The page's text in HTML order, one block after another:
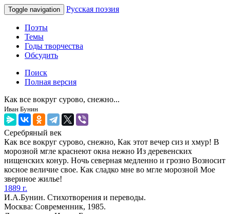
Toggle navigation Русская поэзия
Поэты
Темы
Годы творчества
Обсудить
Поиск
Полная версия
Как все вокруг сурово, снежно...
Иван Бунин
Серебряный век
Как все вокруг сурово, снежно, Как этот вечер сиз и хмур! В
морозной мгле краснеют окна нежно Из деревенских
нищенских конур. Ночь северная медленно и грозно Возносит
косное величие свое. Как сладко мне во мгле морозной Мое
звериное жилье!
1889 г.
И.А.Бунин. Стихотворения и переводы.
Москва: Современник, 1985.